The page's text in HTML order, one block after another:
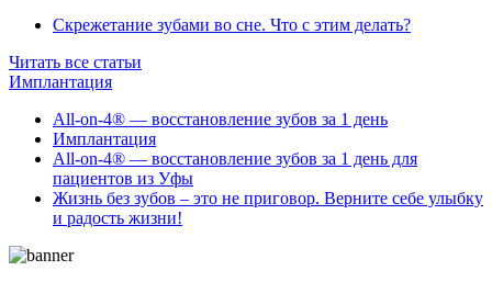
Скрежетание зубами во сне. Что с этим делать?
Читать все статьи
Имплантация
All-on-4® — восстановление зубов за 1 день
Имплантация
All-on-4® — восстановление зубов за 1 день для
пациентов из Уфы
Жизнь без зубов – это не приговор. Верните себе улыбку
и радость жизни!